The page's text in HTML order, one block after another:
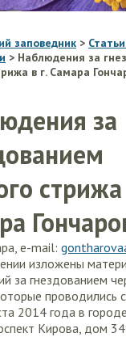
заповедник >
> Наблюдения за
в г. Самара
за
стрижа
e-mail:
изложены
за гнездованием
проводились
2014 года в
Кирова, дом